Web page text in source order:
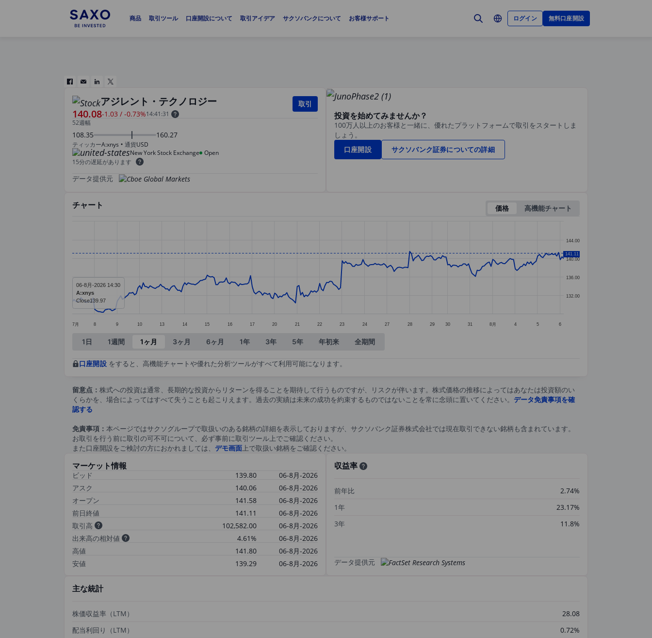
商品 取引ツール 口座開設について 取引アイデア サクソバンクについて お客様サポート ログイン 無料口座開設
アジレント・テクノロジー
140.08-1.03 / -0.73%14:41:31
取引
52週幅
108.35 160.27
ティッカーA:xnys 通貨USD
New York Stock Exchange
Open
15分の遅延があります
データ提供元
投資を始めてみませんか？
100万人以上のお客様と一緒に、優れたプラットフォームで取引をスタートしま
しょう。
口座開設
サクソバンク証券についての詳細
チャート 価格 高機能チャート
The chart has 1 Y axis displaying values. Data ranges from 128.32 to 141.49.
7月 8 9 10 13 14 15 16 17 20 21 22 23 24 27 28 29 30 31 8月 4 5 6
132.00
136.00
140.00
144.00
141.11
06-8月-2026 14:30
A:xnys
Close139.97
End of interactive chart.
1日 1週間 1ヶ月 3ヶ月 6ヶ月 1年 3年 5年 年初来 全期間
口座開設をすると、高機能チャートや優れた分析ツールがすべて利用可能になります。
留意点： 株式への投資は通常、長期的な投資からリターンを得ることを期待して行うものですが、リスクが伴います。株式価格の推移によってはあなたは投資額のい
くらかを、場合によってはすべて失うことも起こりえます。過去の実績は未来の成功を約束するものではないことを常に念頭に置いてください。 データ免責事項を確
認する
免責事項： 本ページではサクソグループで取扱いのある銘柄の詳細を表示しておりますが、サクソバンク証券株式会社では現在取引できない銘柄も含まれています。
お取引を行う前に取引の可不可について、必ず事前に取引ツール上でご確認ください。
また口座開設をご検討の方におかれましては、 デモ画面上で取扱い銘柄をご確認ください。
マーケット情報
ビッド 139.80
06-8月-2026
アスク
140.06
06-8月-2026
オープン
141.58
06-8月-2026
前日終値
141.11
06-8月-2026
取引高
102,582.00
06-8月-2026
出来高の相対値
4.61%
06-8月-2026
高値
141.80
06-8月-2026
安値
139.29 06-8月-2026
収益率
前年比
2.74%
1年
23.17%
3年
11.8%
データ提供元
主な統計
株価収益率（LTM）
28.08
配当利回り（LTM）
0.72%